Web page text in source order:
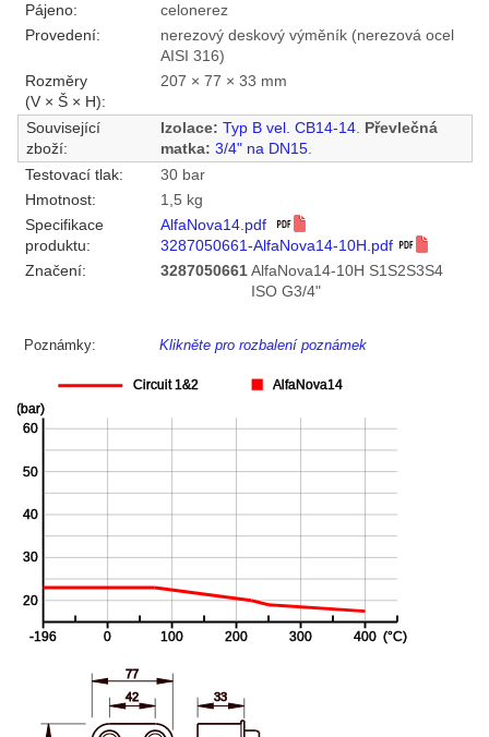
Pájeno:
celonerez
Provedení:
nerezový deskový výměník (nerezová ocel
AISI 316)
Rozměry
(V × Š × H):
207 × 77 × 33 mm
Související
zboží:
Izolace: Typ B vel. CB14-14.
Převlečná
matka: 3/4" na DN15.
Testovací tlak:
30 bar
Hmotnost:
1,5 kg
Specifikace
produktu:
AlfaNova14.pdf
3287050661-AlfaNova14-10H.pdf
Značení:
3287050661 AlfaNova14-10H S1S2S3S4
ISO G3/4"
Poznámky: Klikněte pro rozbalení poznámek